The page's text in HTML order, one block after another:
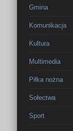
Gmina
Komunikacja
Kultura
Multimedia
Piłka nożna
Sołectwa
Sport